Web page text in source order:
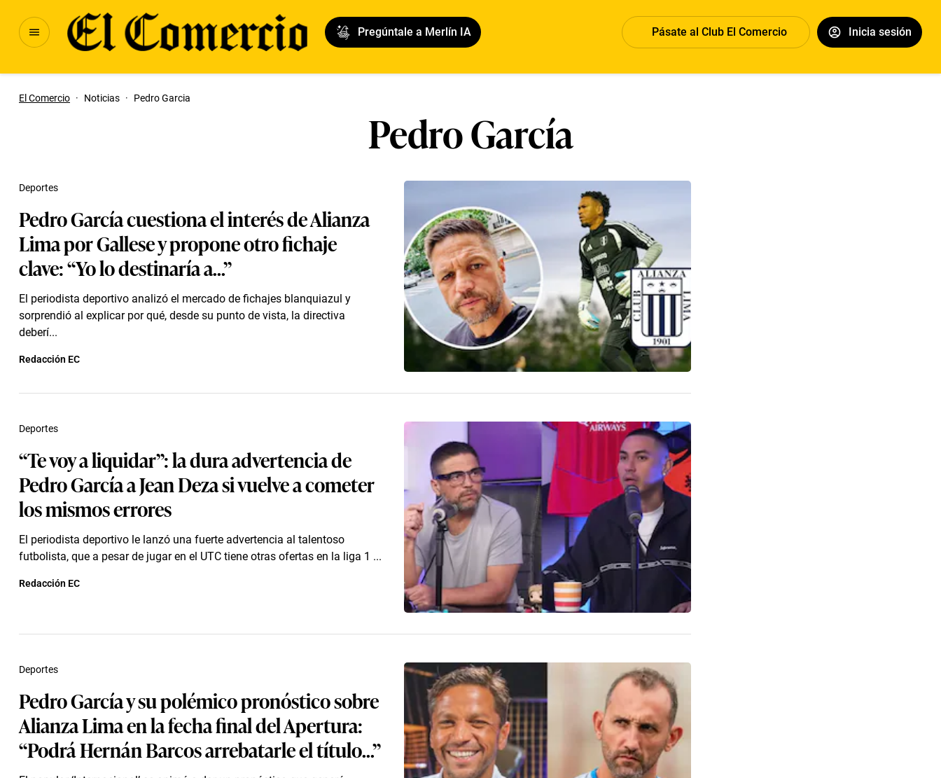
Pregúntale a Merlín IA Pásate al Club El Comercio Inicia sesión
El Comercio · Noticias · Pedro Garcia
Pedro García
Pedro García cuestiona el interés de Alianza
Lima por Gallese y propone otro fichaje
clave: “Yo lo destinaría a...”
El periodista deportivo analizó el mercado de fichajes blanquiazul y
sorprendió al explicar por qué, desde su punto de vista, la directiva
deberí...
Deportes
Redacción EC
“Te voy a liquidar”: la dura advertencia de
Pedro García a Jean Deza si vuelve a cometer
los mismos errores
El periodista deportivo le lanzó una fuerte advertencia al talentoso
futbolista, que a pesar de jugar en el UTC tiene otras ofertas en la liga 1 ...
Deportes
Redacción EC
Pedro García y su polémico pronóstico sobre
Alianza Lima en la fecha final del Apertura:
“Podrá Hernán Barcos arrebatarle el título...”
Deportes